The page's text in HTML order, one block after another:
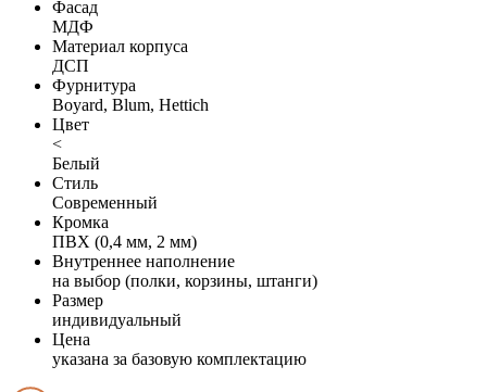
Фасад
МДФ
Материал корпуса
ДСП
Фурнитура
Boyard, Blum, Hettich
Цвет
<
Белый
Стиль
Современный
Кромка
ПВХ (0,4 мм, 2 мм)
Внутреннее наполнение
на выбор (полки, корзины, штанги)
Размер
индивидуальный
Цена
указана за базовую комплектацию